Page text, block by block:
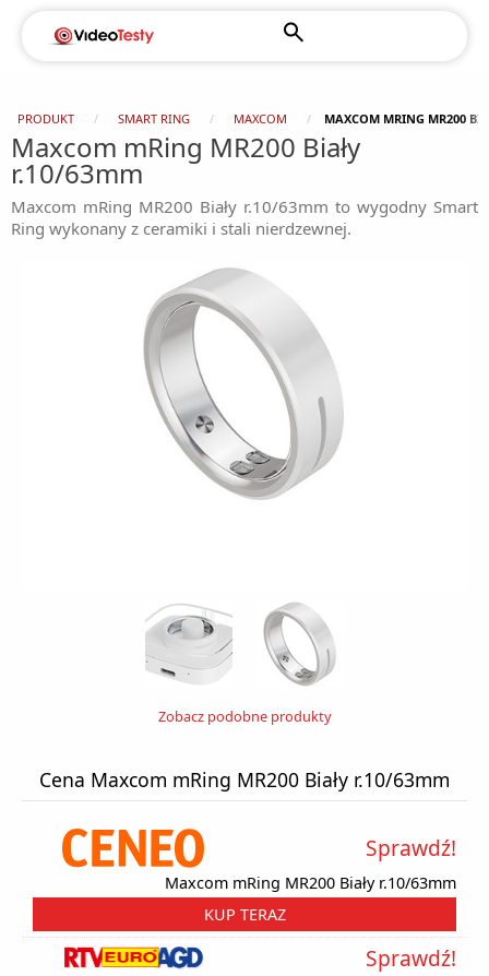
PRODUKT SMART RING MAXCOM MAXCOM MRING MR200
Maxcom mRing MR200 Biały
r.10/63mm
Maxcom mRing MR200 Biały r.10/63mm to wygodny Smart
Ring wykonany z ceramiki i stali nierdzewnej.
Zobacz podobne produkty
Cena Maxcom mRing MR200 Biały r.10/63mm
Maxcom mRing MR200 Biały r.10/63mm
Sprawdź!
KUP TERAZ
Sprawdź!